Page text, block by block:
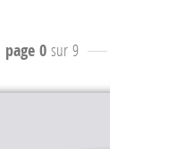
page 0 sur 9